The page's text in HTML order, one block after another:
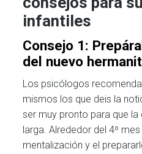
infantiles
Consejo 1:
del nuevo
Los psicólogos
mismos los que deis la
ser muy pronto para que
larga. Alrededor del 4º
mentalización y el